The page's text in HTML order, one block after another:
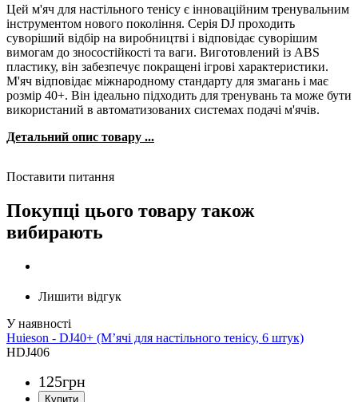
Цей м'яч для настільного тенісу є інноваційним тренувальним
інструментом нового покоління. Серія DJ проходить
суворіший відбір на виробництві і відповідає суворішим
вимогам до зносостійкості та ваги. Виготовлений із ABS
пластику, він забезпечує покращені ігрові характеристики.
М'яч відповідає міжнародному стандарту для змагань і має
розмір 40+. Він ідеально підходить для тренувань та може бути
використаний в автоматизованих системах подачі м'ячів.
Детальний опис товару ...
Поставити питання
Покупці цього товару також
вибирають
Лишити відгук
Huieson - DJ40+ (М’ячі для настільного тенісу, 6 штук)
HDJ406
125грн